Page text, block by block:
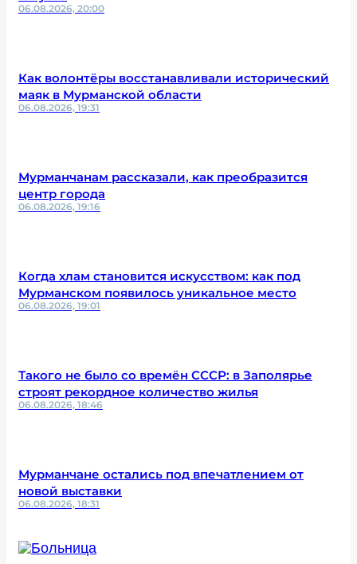
06.08.2026, 20:00
Как волонтёры восстанавливали исторический
маяк в Мурманской области
06.08.2026, 19:31
Мурманчанам рассказали, как преобразится
центр города
06.08.2026, 19:16
Когда хлам становится искусством: как под
Мурманском появилось уникальное место
06.08.2026, 19:01
Такого не было со времён СССР: в Заполярье
строят рекордное количество жилья
06.08.2026, 18:46
Мурманчане остались под впечатлением от
новой выставки
06.08.2026, 18:31